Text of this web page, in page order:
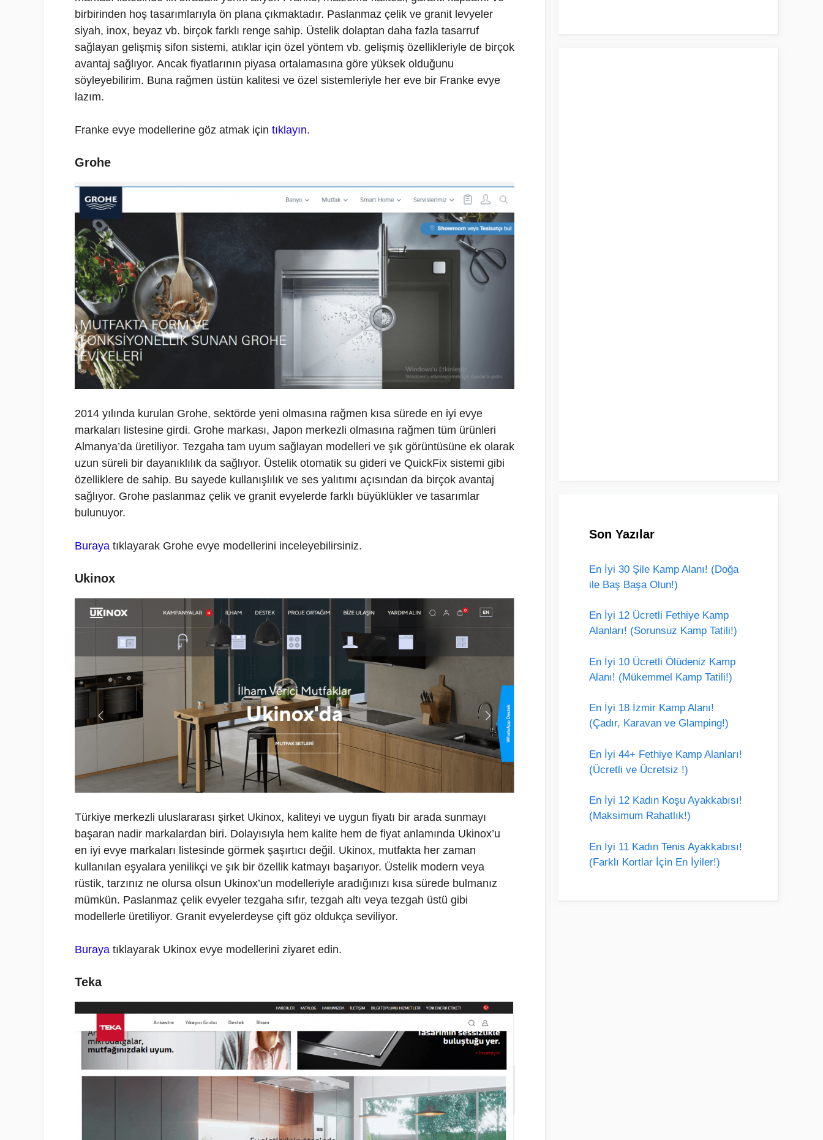
birbirinden hoş tasarımlarıyla ön plana çıkmaktadır. Paslanmaz çelik ve granit levyeler
siyah, inox, beyaz vb. birçok farklı renge sahip. Üstelik dolaptan daha fazla tasarruf
sağlayan gelişmiş sifon sistemi, atıklar için özel yöntem vb. gelişmiş özellikleriyle de birçok
avantaj sağlıyor. Ancak fiyatlarının piyasa ortalamasına göre yüksek olduğunu
söyleyebilirim. Buna rağmen üstün kalitesi ve özel sistemleriyle her eve bir Franke evye
lazım.
Franke evye modellerine göz atmak için tıklayın.
Grohe
2014 yılında kurulan Grohe, sektörde yeni olmasına rağmen kısa sürede en iyi evye
markaları listesine girdi. Grohe markası, Japon merkezli olmasına rağmen tüm ürünleri
Almanya’da üretiliyor. Tezgaha tam uyum sağlayan modelleri ve şık görüntüsüne ek olarak
uzun süreli bir dayanıklılık da sağlıyor. Üstelik otomatik su gideri ve QuickFix sistemi gibi
özelliklere de sahip. Bu sayede kullanışlılık ve ses yalıtımı açısından da birçok avantaj
sağlıyor. Grohe paslanmaz çelik ve granit evyelerde farklı büyüklükler ve tasarımlar
bulunuyor.
Buraya tıklayarak Grohe evye modellerini inceleyebilirsiniz.
Ukinox
Türkiye merkezli uluslararası şirket Ukinox, kaliteyi ve uygun fiyatı bir arada sunmayı
başaran nadir markalardan biri. Dolayısıyla hem kalite hem de fiyat anlamında Ukinox’u
en iyi evye markaları listesinde görmek şaşırtıcı değil. Ukinox, mutfakta her zaman
kullanılan eşyalara yenilikçi ve şık bir özellik katmayı başarıyor. Üstelik modern veya
rüstik, tarzınız ne olursa olsun Ukinox’un modelleriyle aradığınızı kısa sürede bulmanız
mümkün. Paslanmaz çelik evyeler tezgaha sıfır, tezgah altı veya tezgah üstü gibi
modellerle üretiliyor. Granit evyelerdeyse çift göz oldukça seviliyor.
Buraya tıklayarak Ukinox evye modellerini ziyaret edin.
Teka
Son Yazılar
En İyi 30 Şile Kamp Alanı! (Doğa
ile Baş Başa Olun!)
En İyi 12 Ücretli Fethiye Kamp
Alanları! (Sorunsuz Kamp Tatili!)
En İyi 10 Ücretli Ölüdeniz Kamp
Alanı! (Mükemmel Kamp Tatili!)
En İyi 18 İzmir Kamp Alanı!
(Çadır, Karavan ve Glamping!)
En İyi 44+ Fethiye Kamp Alanları!
(Ücretli ve Ücretsiz !)
En İyi 12 Kadın Koşu Ayakkabısı!
(Maksimum Rahatlık!)
En İyi 11 Kadın Tenis Ayakkabısı!
(Farklı Kortlar İçin En İyiler!)